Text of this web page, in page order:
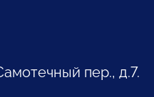
пер., д.7.